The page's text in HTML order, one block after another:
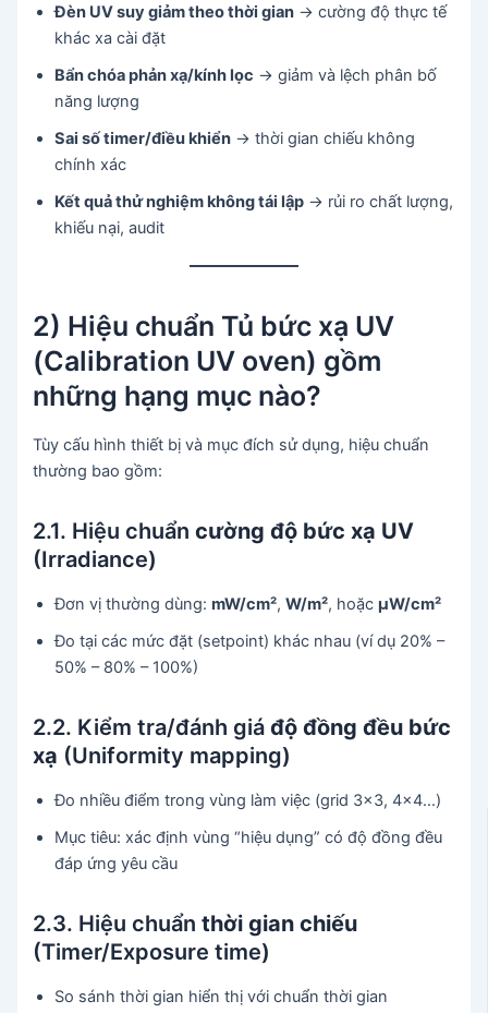
Đèn UV suy giảm theo thời gian → cường độ thực tế
khác xa cài đặt
Bẩn chóa phản xạ/kính lọc → giảm và lệch phân bố
năng lượng
Sai số timer/điều khiển → thời gian chiếu không
chính xác
Kết quả thử nghiệm không tái lập → rủi ro chất lượng,
khiếu nại, audit
2) Hiệu chuẩn Tủ bức xạ UV
(Calibration UV oven) gồm
những hạng mục nào?
Tùy cấu hình thiết bị và mục đích sử dụng, hiệu chuẩn
thường bao gồm:
2.1. Hiệu chuẩncường độ bức xạ UV
(Irradiance)
Đơn vị thường dùng:mW/cm²,W/m², hoặcµW/cm²
Đo tại các mức đặt (setpoint) khác nhau (ví dụ 20% –
50% – 80% – 100%)
2.2. Kiểm tra/đánh giáđộ đồng đều bức
xạ (Uniformity mapping)
Đo nhiều điểm trong vùng làm việc (grid 3×3, 4×4…)
Mục tiêu: xác định vùng “hiệu dụng” có độ đồng đều
đáp ứng yêu cầu
2.3. Hiệu chuẩnthời gian chiếu
(Timer/Exposure time)
So sánh thời gian hiển thị với chuẩn thời gian